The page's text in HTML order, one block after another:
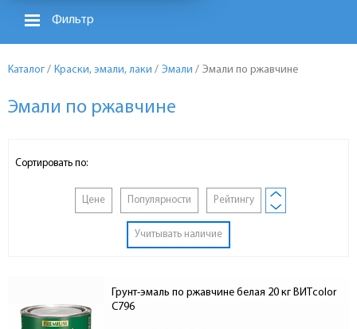
Фильтр
Каталог / Краски, эмали, лаки / Эмали / Эмали по ржавчине
Эмали по ржавчине
Сортировать по:
Цене Популярности Рейтингу
Учитывать наличие
Грунт-эмаль по ржавчине белая 20 кг ВИТcolor
С796